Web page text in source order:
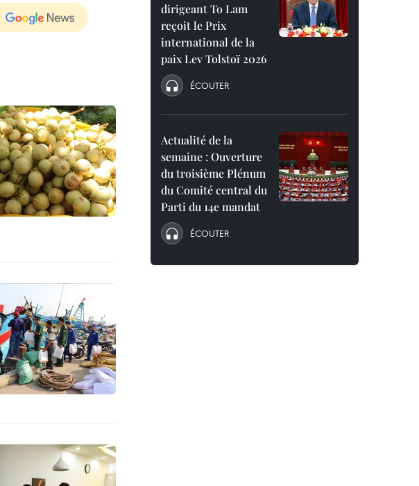
dirigeant To Lam
reçoit le Prix
international de la
paix Lev Tolstoï 2026
ÉCOUTER
Actualité de la
semaine : Ouverture
du troisième Plénum
du Comité central du
Parti du 14e mandat
ÉCOUTER